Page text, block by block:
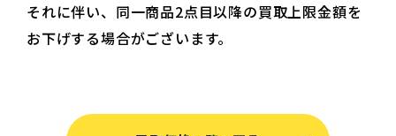
それに伴い、同一商品2点目以降の買取上限金額を
お下げする場合がございます。